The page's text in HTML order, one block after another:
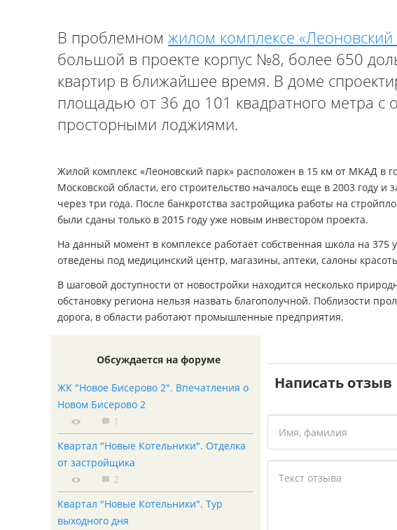
В проблемном жилом комплексе «Леоновский
большой в проекте корпус №8, более 650
квартир в ближайшее время. В доме
площадью от 36 до 101 квадратного метра с
просторными лоджиями.
Жилой комплекс «Леоновский парк» расположен в 15 км от МКАД в
Московской области, его строительство началось еще в 2003 году
через три года. После банкротства застройщика работы на
были сданы только в 2015 году уже новым инвестором проекта.
На данный момент в комплексе работает собственная школа на
отведены под медицинский центр, магазины, аптеки, салоны
В шаговой доступности от новостройки находится несколько
обстановку региона нельзя назвать благополучной. Поблизости
дорога, в области работают промышленные предприятия.
Обсуждается на форуме
ЖК "Новое Бисерово 2". Впечатления о
Новом Бисерово 2
1
Квартал "Новые Котельники". Отделка
от застройщика
2
Квартал "Новые Котельники". Тур
выходного дня
Написать отзыв